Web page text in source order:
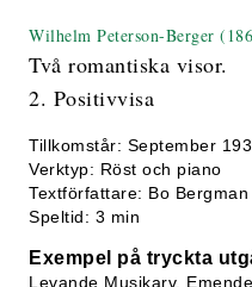
Wilhelm Peterson-Berger
Två romantiska visor.
2. Positivvisa
Tillkomstår: September
Verktyp: Röst och piano
Textförfattare: Bo
Speltid: 3 min
Exempel på tryckta
Levande Musikarv.